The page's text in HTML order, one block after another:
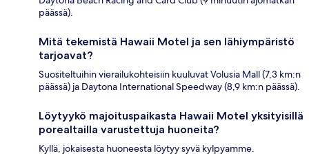
päässä).
Mitä tekemistä Hawaii Motel ja sen lähiympäristö
tarjoavat?
Suositeltuihin vierailukohteisiin kuuluvat Volusia Mall (7,3 km:n
päässä) ja Daytona International Speedway (8,9 km:n päässä).
Löytyykö majoituspaikasta Hawaii Motel yksityisillä
porealtailla varustettuja huoneita?
Kyllä, jokaisesta huoneesta löytyy syvä kylpyamme.